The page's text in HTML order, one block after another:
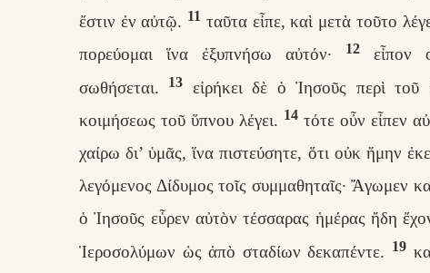
ἔστιν ἐν αὐτῷ. 11 ταῦτα εἶπε, καὶ μετὰ τοῦτο
πορεύομαι ἵνα ἐξυπνήσω αὐτόν·
12εἶπον
σωθήσεται.
13
εἰρήκει δὲ ὁ Ἰησοῦς περὶ τοῦ
κοιμήσεως τοῦ ὕπνου λέγει. 14 τότε οὖν εἶπεν
χαίρω δι’ ὑμᾶς, ἵνα πιστεύσητε, ὅτι οὐκ ἤμην
λεγόμενος Δίδυμος τοῖς συμμαθηταῖς· Ἄγωμεν
ὁ Ἰησοῦς εὗρεν αὐτὸν τέσσαρας ἡμέρας ἤδη
Ἱεροσολύμων ὡς ἀπὸ σταδίων δεκαπέντε. 19